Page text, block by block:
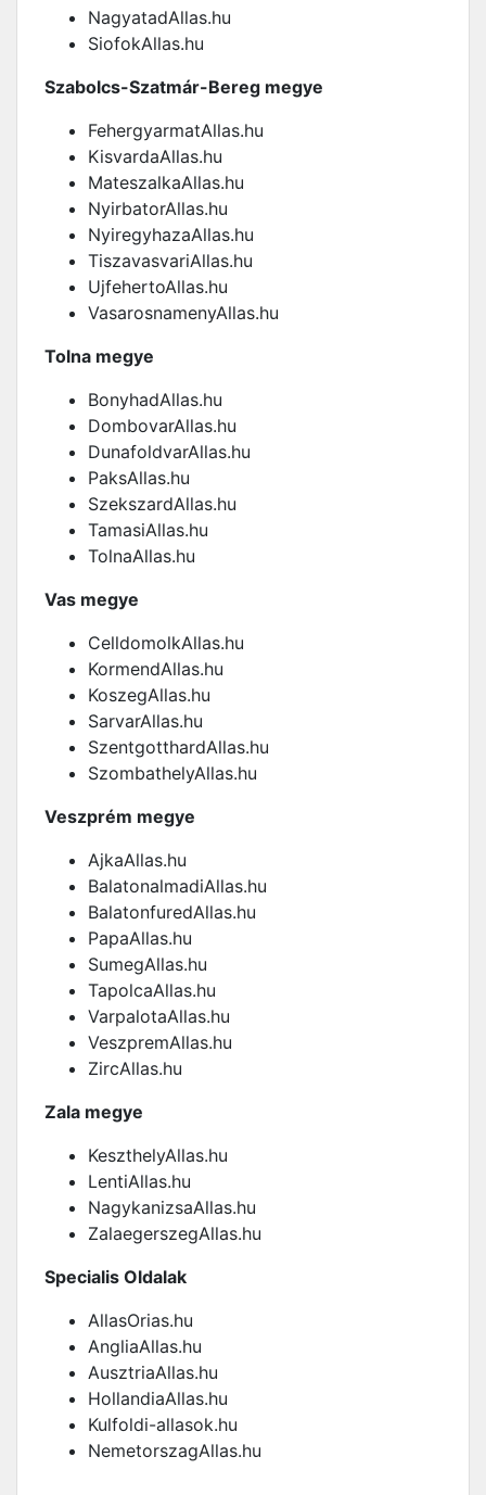
NagyatadAllas.hu
SiofokAllas.hu
Szabolcs-Szatmár-Bereg megye
FehergyarmatAllas.hu
KisvardaAllas.hu
MateszalkaAllas.hu
NyirbatorAllas.hu
NyiregyhazaAllas.hu
TiszavasvariAllas.hu
UjfehertoAllas.hu
VasarosnamenyAllas.hu
Tolna megye
BonyhadAllas.hu
DombovarAllas.hu
DunafoldvarAllas.hu
PaksAllas.hu
SzekszardAllas.hu
TamasiAllas.hu
TolnaAllas.hu
Vas megye
CelldomolkAllas.hu
KormendAllas.hu
KoszegAllas.hu
SarvarAllas.hu
SzentgotthardAllas.hu
SzombathelyAllas.hu
Veszprém megye
AjkaAllas.hu
BalatonalmadiAllas.hu
BalatonfuredAllas.hu
PapaAllas.hu
SumegAllas.hu
TapolcaAllas.hu
VarpalotaAllas.hu
VeszpremAllas.hu
ZircAllas.hu
Zala megye
KeszthelyAllas.hu
LentiAllas.hu
NagykanizsaAllas.hu
ZalaegerszegAllas.hu
Specialis Oldalak
AllasOrias.hu
AngliaAllas.hu
AusztriaAllas.hu
HollandiaAllas.hu
Kulfoldi-allasok.hu
NemetorszagAllas.hu